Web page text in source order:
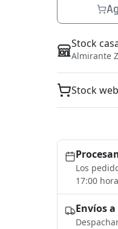
Stock
Almirante
Stock
Los
17:00
Envíos